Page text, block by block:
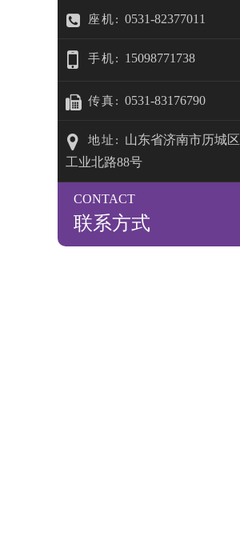
座机: 0531-82377011
手机: 15098771738
传真: 0531-83176790
地址: 山东省济南市历城区
工业北路88号
CONTACT
联系方式